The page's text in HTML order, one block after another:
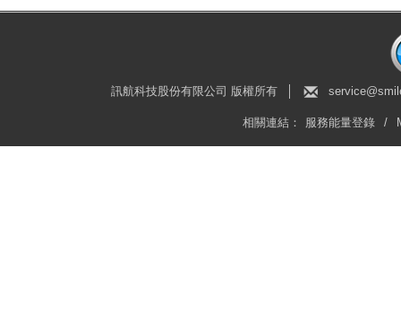
訊航科技股份有限公司 版權所有
/
服務能量登錄
相關連結：